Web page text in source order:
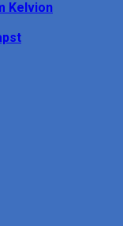
Kelvion